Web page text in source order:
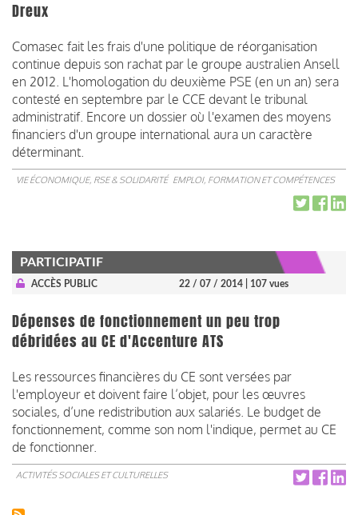
Dreux
Comasec fait les frais d'une politique de réorganisation
continue depuis son rachat par le groupe australien Ansell
en 2012. L'homologation du deuxième PSE (en un an) sera
contesté en septembre par le CCE devant le tribunal
administratif. Encore un dossier où l'examen des moyens
financiers d'un groupe international aura un caractère
déterminant.
VIE ÉCONOMIQUE, RSE & SOLIDARITÉ EMPLOI, FORMATION ET COMPÉTENCES
PARTICIPATIF
ACCÈS PUBLIC 22 / 07 / 2014 | 107 vues
Dépenses de fonctionnement un peu trop
débridées au CE d'Accenture ATS
Les ressources financières du CE sont versées par
l'employeur et doivent faire l’objet, pour les œuvres
sociales, d’une redistribution aux salariés. Le budget de
fonctionnement, comme son nom l'indique, permet au CE
de fonctionner.
ACTIVITÉS SOCIALES ET CULTURELLES